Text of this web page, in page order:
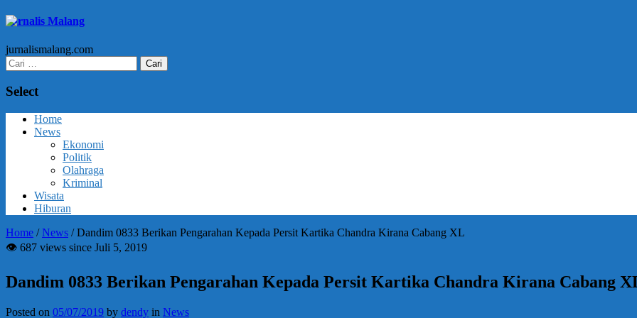
Jurnalis Malang
jurnalismalang.com
Cari
untuk:
Select
Home
News
Ekonomi
Politik
Olahraga
Kriminal
Wisata
Hiburan
Home /News /Dandim 0833 Berikan Pengarahan Kepada Persit Kartika Chandra Kirana Cabang XL
👁 687 views since Juli 5, 2019
Dandim 0833 Berikan Pengarahan Kepada Persit Kartika Chandra Kirana Cabang
Posted on 05/07/2019 by dendy in News